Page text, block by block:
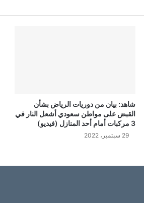
شاهد: بيان من دوريات الرياض بشأن
القبض على مواطن سعودي أشعل النار في
3 مركبات أمام أحد المنازل (فيديو)
29 سبتمبر، 2022